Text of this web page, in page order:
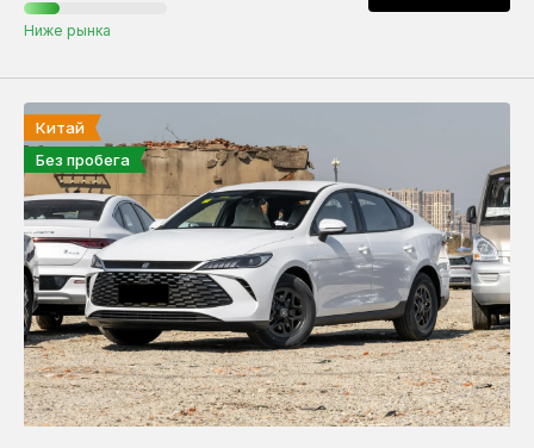
Передний
Полный
Ниже рынка
Китай
Без пробега